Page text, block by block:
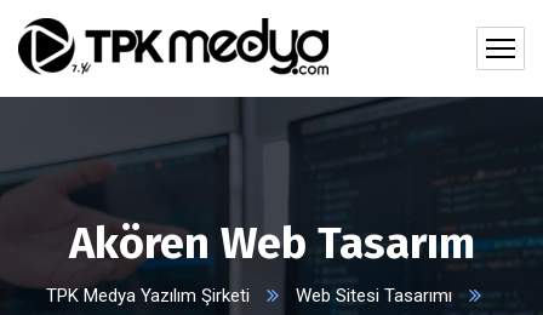
Akören Web Tasarım
TPK Medya Yazılım Şirketi
Web Sitesi Tasarımı